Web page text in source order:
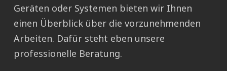
Geräten oder Systemen bieten wir Ihnen
einen Überblick über die vorzunehmenden
Arbeiten. Dafür steht eben unsere
professionelle Beratung.